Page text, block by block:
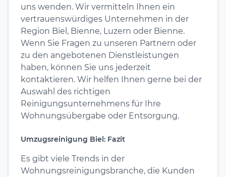
uns wenden. Wir vermitteln Ihnen ein
vertrauenswürdiges Unternehmen in der
Region Biel, Bienne, Luzern oder Bienne.
Wenn Sie Fragen zu unseren Partnern oder
zu den angebotenen Dienstleistungen
haben, können Sie uns jederzeit
kontaktieren. Wir helfen Ihnen gerne bei der
Auswahl des richtigen
Reinigungsunternehmens für Ihre
Wohnungsübergabe oder Entsorgung.
Umzugsreinigung Biel: Fazit
Es gibt viele Trends in der
Wohnungsreinigungsbranche, die Kunden